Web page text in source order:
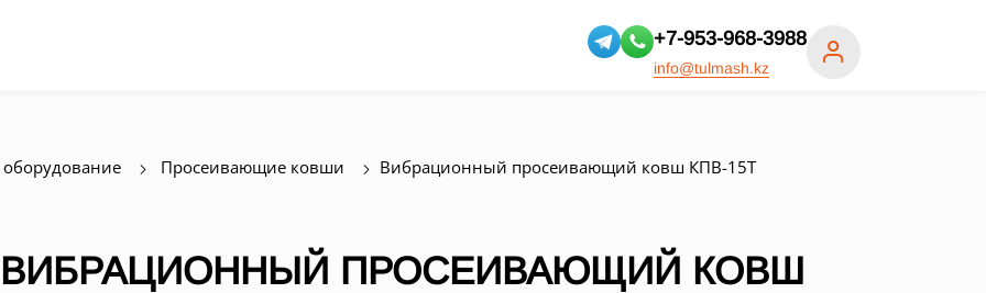
+7-953-968-3988
info@tulmash.kz
Просеивающие ковши Вибрационный просеивающий ковш КПВ-15Т
ВИБРАЦИОННЫЙ ПРОСЕИВАЮЩИЙ КОВШ